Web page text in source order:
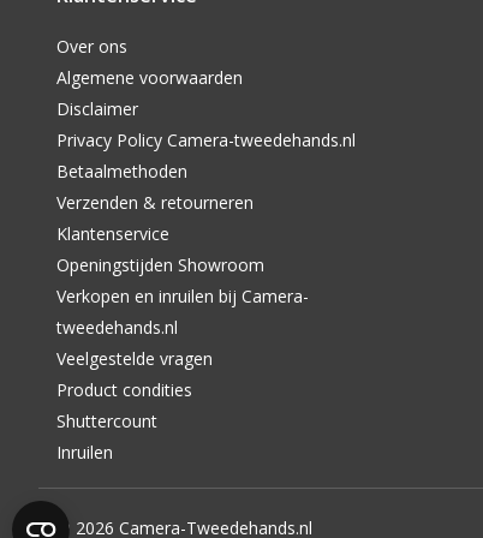
Over ons
Algemene voorwaarden
Disclaimer
Privacy Policy Camera-tweedehands.nl
Betaalmethoden
Verzenden & retourneren
Klantenservice
Openingstijden Showroom
Verkopen en inruilen bij Camera-
tweedehands.nl
Veelgestelde vragen
Product condities
Shuttercount
Inruilen
© 2026 Camera-Tweedehands.nl